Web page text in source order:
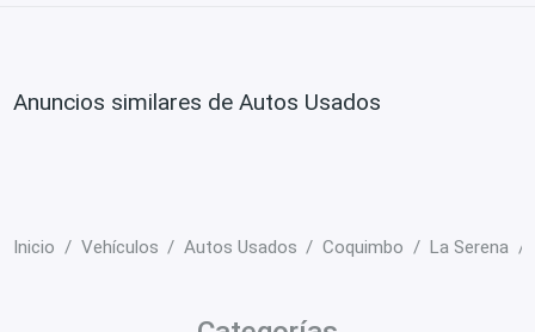
Anuncios similares de Autos Usados
Inicio Vehículos Autos Usados Coquimbo La Serena